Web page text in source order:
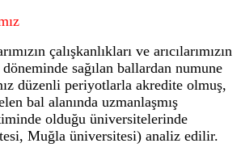
çalışkanlıkları ve arıcılarımızın
sağılan ballardan numune
düzenli periyotlarla akredite olmuş,
bal alanında uzmanlaşmış
olduğu üniversitelerinde
Muğla üniversitesi) analiz edilir.